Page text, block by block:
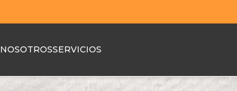
NOSOTROSSERVICIOS